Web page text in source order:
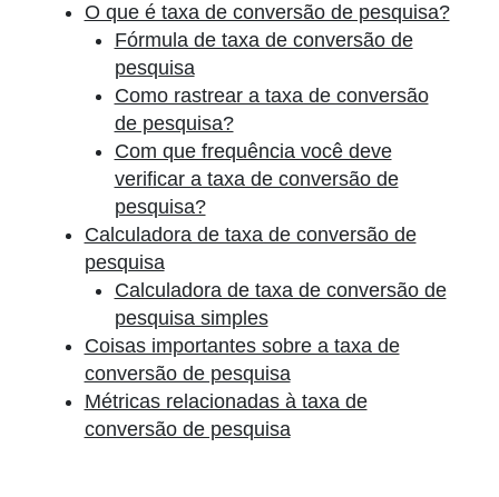
O que é taxa de conversão de pesquisa?
Fórmula de taxa de conversão de
pesquisa
Como rastrear a taxa de conversão
de pesquisa?
Com que frequência você deve
verificar a taxa de conversão de
pesquisa?
Calculadora de taxa de conversão de
pesquisa
Calculadora de taxa de conversão de
pesquisa simples
Coisas importantes sobre a taxa de
conversão de pesquisa
Métricas relacionadas à taxa de
conversão de pesquisa